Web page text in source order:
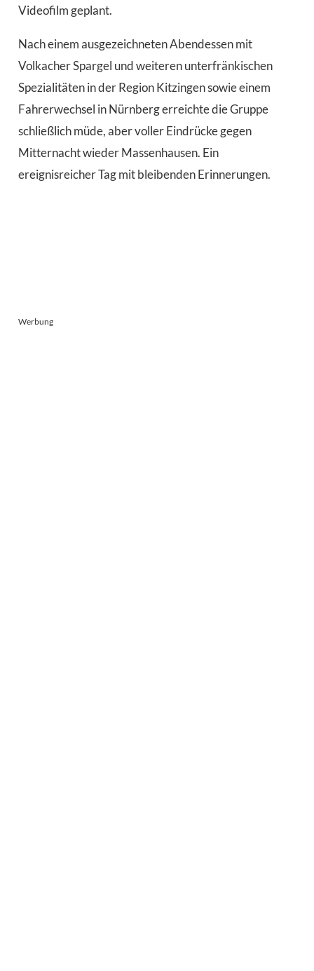
Videofilm geplant.
Nach einem ausgezeichneten Abendessen mit
Volkacher Spargel und weiteren unterfränkischen
Spezialitäten in der Region Kitzingen sowie einem
Fahrerwechsel in Nürnberg erreichte die Gruppe
schließlich müde, aber voller Eindrücke gegen
Mitternacht wieder Massenhausen. Ein
ereignisreicher Tag mit bleibenden Erinnerungen.
Werbung